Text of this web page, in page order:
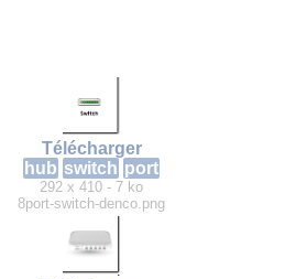
Télécharger
hub switch port
292 x 410 - 7 ko
8port-switch-denco.png